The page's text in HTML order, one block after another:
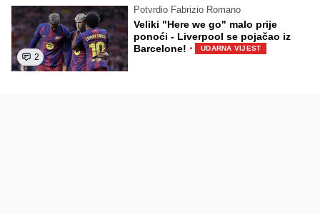
2
Potvrdio Fabrizio Romano
Veliki "Here we go" malo prije
ponoći - Liverpool se pojačao iz
Barcelone! · UDARNA VIJEST